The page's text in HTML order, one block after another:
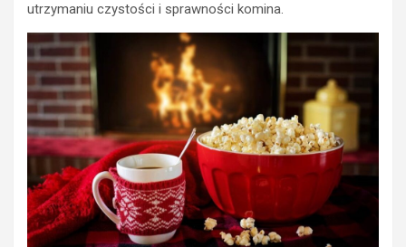
utrzymaniu czystości i sprawności komina.